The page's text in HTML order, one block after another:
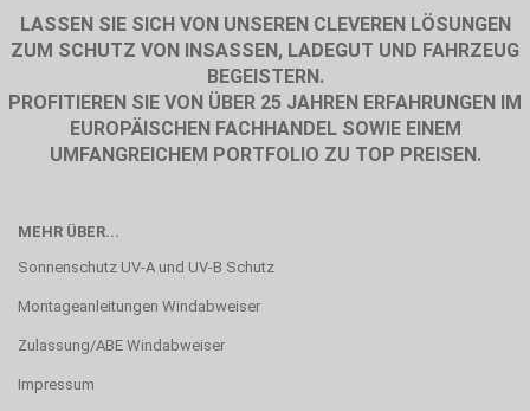
LASSEN SIE SICH VON UNSEREN CLEVEREN LÖSUNGEN
ZUM SCHUTZ VON INSASSEN, LADEGUT UND FAHRZEUG
BEGEISTERN.
PROFITIEREN SIE VON ÜBER 25 JAHREN ERFAHRUNGEN IM
EUROPÄISCHEN FACHHANDEL SOWIE EINEM
UMFANGREICHEM PORTFOLIO ZU TOP PREISEN.
MEHR ÜBER...
Sonnenschutz UV-A und UV-B Schutz
Montageanleitungen Windabweiser
Zulassung/ABE Windabweiser
Impressum